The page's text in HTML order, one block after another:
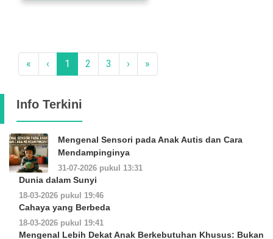
« ‹ 1 2 3 › »
Info Terkini
Mengenal Sensori pada Anak Autis dan Cara
Mendampinginya
31-07-2026 pukul 13:31
Dunia dalam Sunyi
18-03-2026 pukul 19:46
Cahaya yang Berbeda
18-03-2026 pukul 19:41
Mengenal Lebih Dekat Anak Berkebutuhan Khusus: Bukan